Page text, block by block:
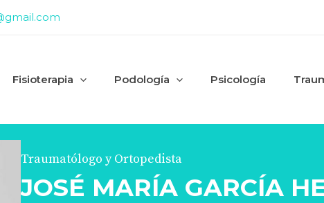
Fisioterapia Podología Psicología
Traumatólogo y Ortopedista
JOSÉ MARÍA GARCÍA